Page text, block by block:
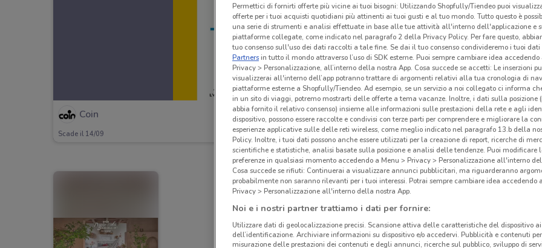
Coin
Scade il 14/09 691 m
Permettici di fornirti offerte più vicine ai tuoi bisogni: Utilizzando Shopfully/Tiendeo puoi
offerte per i tuoi acquisti quotidiani più attinenti ai tuoi gusti e al tuo mondo. Tutto questo è
una serie di strumenti e analisi effettuate in base alle tue attività all'interno dell'applicazione e
piattaforme collegate, come indicato nel paragrafo 2 della Privacy Policy. Per fare questo,
tuo consenso sull'uso dei dati raccolti a tale fine. Se dai il tuo consenso condivideremo i tuoi dati
Partnersin tutto il mondo attraverso l’uso di SDK esterne. Puoi sempre cambiare idea accedendo
Privacy > Personalizzazione, all’interno della nostra App. Cosa succede se accetti: Le inserzioni
visualizzerai all'interno dell’app potranno trattare di argomenti relativi alla tua cronologia di
piattaforme esterne a Shopfully/Tiendeo. Ad esempio, se un servizio a noi collegato ci informa
in un sito di viaggi, potremo mostrarti delle offerte a tema vacanze. Inoltre, i dati sulla posizione
abbia fornito il relativo consenso) insieme alle informazioni sulle prestazioni della rete e agli
dispositivo, possono essere raccolte e condivisi con terze parti per comprendere e migliorare la
esperienze applicative sulle delle reti wireless, come meglio indicato nel paragrafo 13.b della
Policy. Inoltre, i tuoi dati possono anche essere utilizzati per la creazione di report, ricerche di
scientifiche e statistiche, analisi basate sulla posizione e analisi delle tendenze. Puoi modificare
preferenze in qualsiasi momento accedendo a Menu > Privacy > Personalizzazione all'interno
Cosa succede se rifiuti: Continuerai a visualizzare annunci pubblicitari, ma riguarderanno
probabilmente non saranno rilevanti per i tuoi interessi. Potrai sempre cambiare idea accedendo
Privacy > Personalizzazione all'interno della nostra App.
Noi e i nostri partner trattiamo i dati per fornire:
Utilizzare dati di geolocalizzazione precisi. Scansione attiva delle caratteristiche del dispositivo
dell’identificazione. Archiviare informazioni su dispositivo e/o accedervi. Pubblicità e contenuti
misurazione delle prestazioni dei contenuti e degli annunci, ricerche sul pubblico, sviluppo di